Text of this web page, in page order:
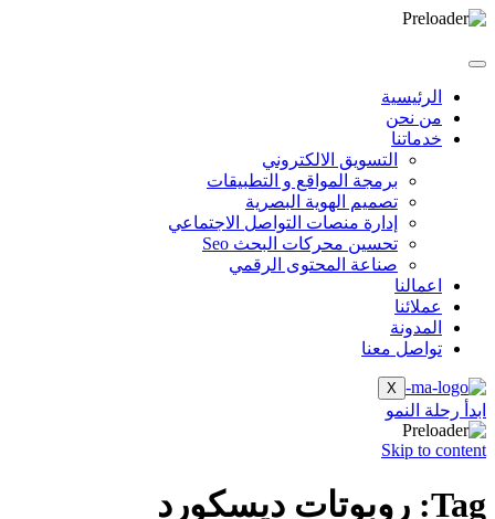
الرئيسية
من نحن
خدماتنا
التسويق الالكتروني
برمجة المواقع و التطبيقات
تصميم الهوية البصرية
إدارة منصات التواصل الاجتماعي
تحسين محركات البحث Seo
صناعة المحتوى الرقمي
اعمالنا
عملائنا
المدونة
تواصل معنا
X
ابدأ رحلة النمو
Skip to content
Tag: روبوتات ديسكورد